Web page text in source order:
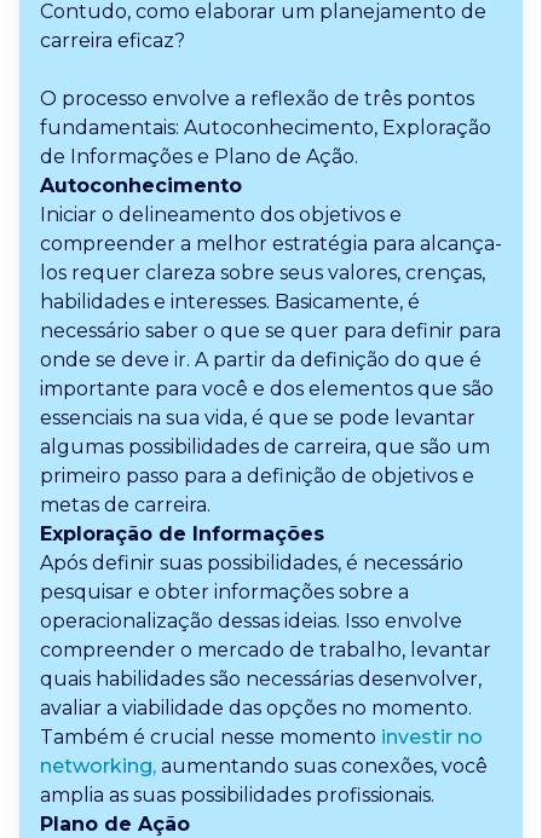
Contudo, como elaborar um planejamento de
carreira eficaz?
O processo envolve a reflexão de três pontos
fundamentais: Autoconhecimento, Exploração
de Informações e Plano de Ação.
Autoconhecimento
Iniciar o delineamento dos objetivos e
compreender a melhor estratégia para alcança-
los requer clareza sobre seus valores, crenças,
habilidades e interesses. Basicamente, é
necessário saber o que se quer para definir para
onde se deve ir. A partir da definição do que é
importante para você e dos elementos que são
essenciais na sua vida, é que se pode levantar
algumas possibilidades de carreira, que são um
primeiro passo para a definição de objetivos e
metas de carreira.
Exploração de Informações
Após definir suas possibilidades, é necessário
pesquisar e obter informações sobre a
operacionalização dessas ideias. Isso envolve
compreender o mercado de trabalho, levantar
quais habilidades são necessárias desenvolver,
avaliar a viabilidade das opções no momento.
Também é crucial nesse momento investir no
networking, aumentando suas conexões, você
amplia as suas possibilidades profissionais.
Plano de Ação